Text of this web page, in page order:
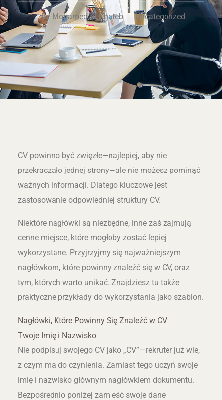
ByMohamed Al Khateb Uncategorized
CV powinno być zwięzłe—najlepiej, aby nie
przekraczało jednej strony—ale nie możesz pominąć
ważnych informacji. Dlatego kluczowe jest
zastosowanie odpowiedniej struktury CV.
Niektóre nagłówki są niezbędne, inne zaś zajmują
cenne miejsce, które mogłoby zostać lepiej
wykorzystane. Przyjrzyjmy się najważniejszym
nagłówkom, które powinny znaleźć się w CV, oraz
tym, których warto unikać. Znajdziesz tu także
praktyczne przykłady do wykorzystania jako szablon.
Nagłówki, Które Powinny Się Znaleźć w CV
Twoje Imię i Nazwisko
Nie podpisuj swojego CV jako „CV”—rekruter już wie,
z czym ma do czynienia. Zamiast tego uczyń swoje
imię i nazwisko głównym nagłówkiem dokumentu.
Bezpośrednio poniżej zamieść swoje dane